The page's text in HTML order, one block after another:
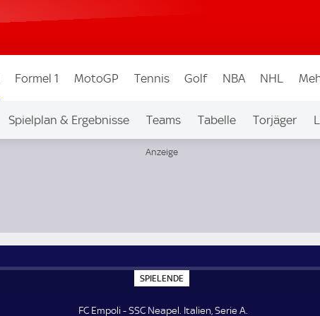
Formel 1 MotoGP Tennis Golf NBA NHL
Spielplan & Ergebnisse Teams Tabelle Torjäger
SPIELENDE
P
E
FC Empoli - SSC Neapel. Italien, Serie A.